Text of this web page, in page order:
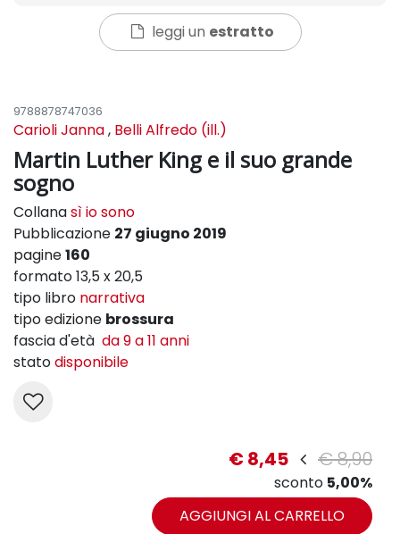
leggi un estratto
9788878747036
Carioli Janna, Belli Alfredo (ill.)
Martin Luther King e il suo grande
sogno
Collanasì io sono
Pubblicazione 27 giugno 2019
pagine160
formato 13,5 x 20,5
tipo libro narrativa
tipo edizione brossura
fascia d'età da 9 a 11 anni
statodisponibile
€ 8,45 € 8,90
sconto 5,00%
AGGIUNGI AL CARRELLO